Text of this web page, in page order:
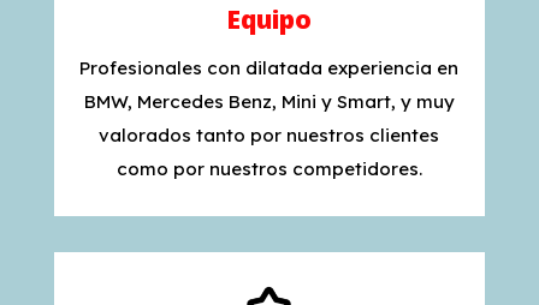
Equipo
Profesionales con dilatada experiencia en
BMW, Mercedes Benz, Mini y Smart, y muy
valorados tanto por nuestros clientes
como por nuestros competidores.